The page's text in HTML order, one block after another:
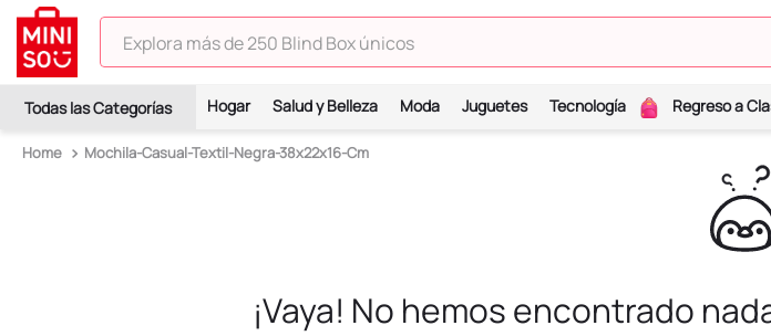
Explora más de 250 Blind Box únicos
Hogar Salud y Belleza Moda Juguetes Tecnología Regreso a
Mochila-Casual-Textil-Negra-38x22x16-Cm
¡Vaya! No hemos encontrado
TÉRMINOS MÁS BUSCADOS
2.
spiderman